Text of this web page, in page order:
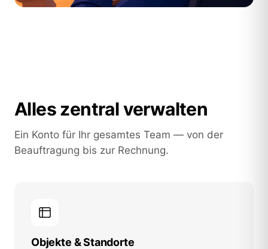
Alles zentral verwalten
Ein Konto für Ihr gesamtes Team — von der
Beauftragung bis zur Rechnung.
Objekte & Standorte